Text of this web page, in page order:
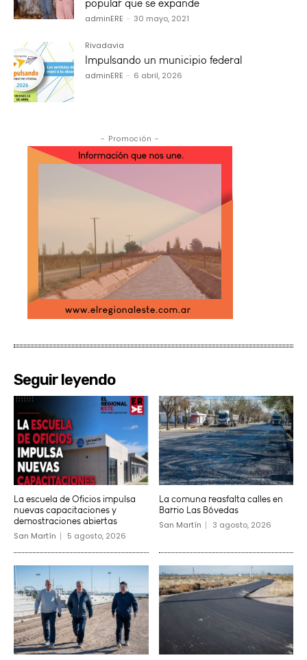
popular que se expande
adminERE - 30 mayo, 2021
Rivadavia
Impulsando un municipio federal
adminERE - 6 abril, 2026
- Promoción -
Seguir leyendo
La escuela de Oficios impulsa
nuevas capacitaciones y
demostraciones abiertas
San Martín 5 agosto, 2026
La comuna reasfalta calles en
Barrio Las Bóvedas
San Martín 3 agosto, 2026